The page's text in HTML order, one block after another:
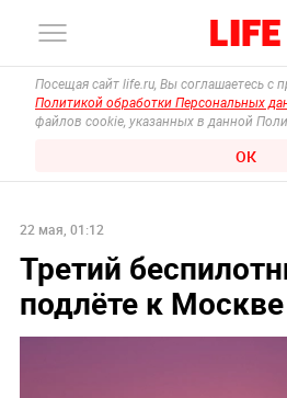
Посещая сайт life.ru, Вы соглашаетесь с
Политикой обработки Персональных
файлов cookie, указанных в данной
ОК
22 мая, 01:12
Третий
подлёте к